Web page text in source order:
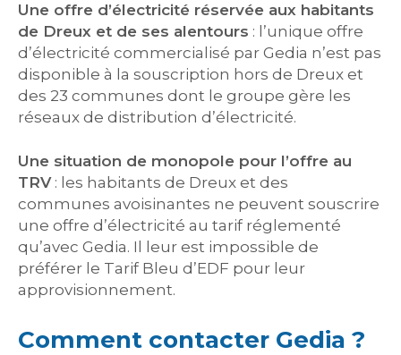
Une offre d’électricité réservée aux habitants
de Dreux et de ses alentours : l’unique offre
d’électricité commercialisé par Gedia n’est pas
disponible à la souscription hors de Dreux et
des 23 communes dont le groupe gère les
réseaux de distribution d’électricité.
Une situation de monopole pour l’offre au
TRV: les habitants de Dreux et des
communes avoisinantes ne peuvent souscrire
une offre d’électricité au tarif réglementé
qu’avec Gedia. Il leur est impossible de
préférer le Tarif Bleu d’EDF pour leur
approvisionnement.
Comment contacter Gedia ?